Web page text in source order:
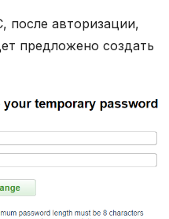
после авторизации,
предложено создать